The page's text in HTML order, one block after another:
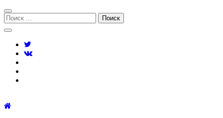
Перейти
к
навигации
Перейти
к
содержимому
Поиск: